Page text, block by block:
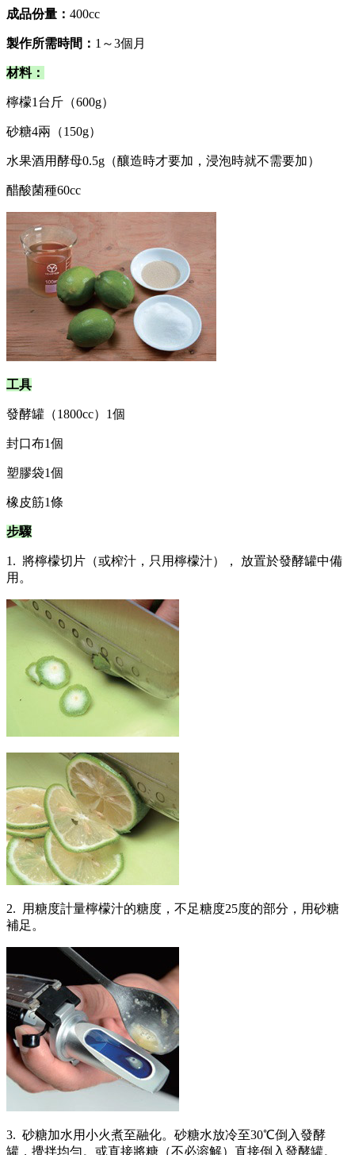
成品份量： 400cc
製作所需時間： 1～3個月
材料：
檸檬1台斤（600g）
砂糖4兩（150g）
水果酒用酵母0.5g（釀造時才要加，浸泡時就不需要加）
醋酸菌種60cc
工具
發酵罐（1800cc）1個
封口布1個
塑膠袋1個
橡皮筋1條
步驟
1. 將檸檬切片（或榨汁，只用檸檬汁）， 放置於發酵罐中備
用。
2. 用糖度計量檸檬汁的糖度，不足糖度25度的部分，用砂糖
補足。
3. 砂糖加水用小火煮至融化。砂糖水放冷至30℃倒入發酵
罐，攪拌均勻。或直接將糖（不必溶解）直接倒入發酵罐。